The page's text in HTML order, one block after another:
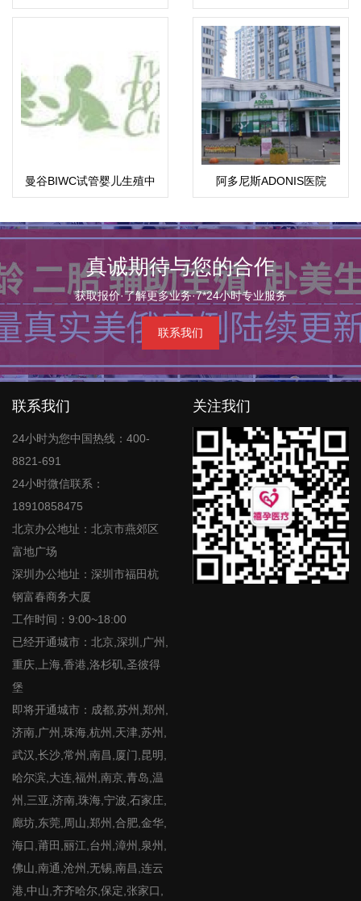
集团
曼谷BIWC试管婴儿生殖中
心
阿多尼斯ADONIS医院
真诚期待与您的合作
获取报价·了解更多业务·7*24小时专业服务
联系我们
联系我们
24小时为您中国热线：400-
8821-691
24小时微信联系：
18910858475
北京办公地址：北京市燕郊区
富地广场
深圳办公地址：深圳市福田杭
钢富春商务大厦
工作时间：9:00~18:00
已经开通城市：北京,深圳,广州,
重庆,上海,香港,洛杉矶,圣彼得
堡
即将开通城市：成都,苏州,郑州,
济南,广州,珠海,杭州,天津,苏州,
武汉,长沙,常州,南昌,厦门,昆明,
哈尔滨,大连,福州,南京,青岛,温
州,三亚,济南,珠海,宁波,石家庄,
廊坊,东莞,周山,郑州,合肥,金华,
海口,莆田,丽江,台州,漳州,泉州,
佛山,南通,沧州,无锡,南昌,连云
港,中山,齐齐哈尔,保定,张家口,
关注我们